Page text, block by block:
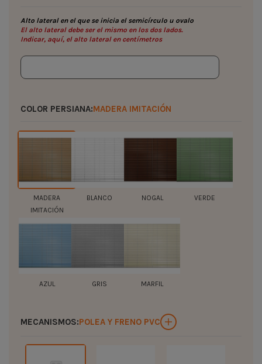
Alto lateral en el que se inicia el semicírculo u ovalo
El alto lateral debe ser el mismo en los dos lados.
Indicar, aquí, el alto lateral en centímetros
COLOR PERSIANA:MADERA IMITACIÓN
MADERA
IMITACIÓN
BLANCO NOGAL VERDE
AZUL GRIS MARFIL
MECANISMOS:POLEA Y FRENO PVC